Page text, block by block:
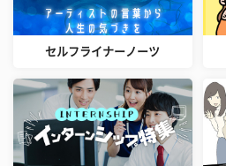
セルフライナーノーツ